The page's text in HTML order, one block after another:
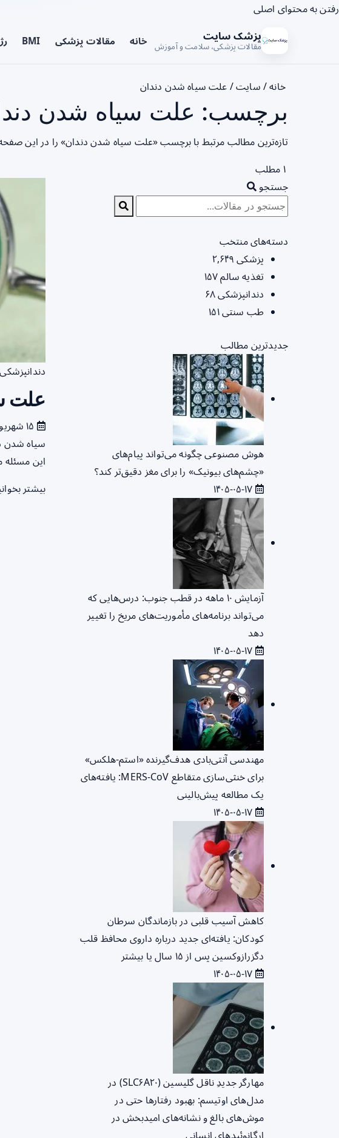
رفتن به محتوای اصلی
پزشک سایت
مقالات پزشکی، سلامت و آموزش خانه مقالات پزشکی BMI
خانه/ سایت/ علت سیاه شدن دندان
برچسب: علت سیاه شدن
تازه‌ترین مطالب مرتبط با برچسب «علت سیاه شدن دندان» را در این
۱ مطلب
دندانپزشکی
علت
سیاه شدن
این
بیشتر
جستجو
دسته‌های منتخب
پزشکی ۲,۶۴۹
تغذیه سالم۱۵۷
دندانپزشکی۶۸
طب سنتی۱۵۱
جدیدترین مطالب
هوش مصنوعی چگونه می‌تواند پیام‌های
«چشم‌های بیونیک» را برای مغز دقیق‌تر کند؟
آزمایش ۱۰ ماهه در قطب جنوب: درس‌هایی که
می‌تواند برنامه‌های مأموریت‌های مریخ را تغییر
دهد
مهندسی آنتی‌بادی هدف‌گیرنده «استم-هلکس»
برای خنثی‌سازی متقاطع MERS-CoV: یافته‌های
یک مطالعه پیش‌بالینی
کاهش آسیب قلبی در بازماندگان سرطان
کودکان: یافته‌ای جدید درباره داروی محافظ قلب
دگزرازوکسین پس از ۱۵ سال یا بیشتر
مهارگر جدیدِ ناقل گلیسین (SLC۶A۲۰) در
مدل‌های اوتیسم: بهبود رفتارها حتی در
موش‌های بالغ و نشانه‌های امیدبخش در
ارگانوئیدهای انسانی